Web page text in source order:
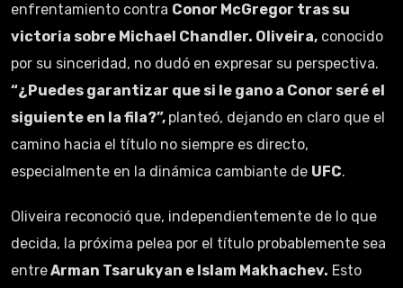
enfrentamiento contra Conor McGregor tras su
victoria sobre Michael Chandler. Oliveira, conocido
por su sinceridad, no dudó en expresar su perspectiva.
“¿Puedes garantizar que si le gano a Conor seré el
siguiente en la fila?”, planteó, dejando en claro que el
camino hacia el título no siempre es directo,
especialmente en la dinámica cambiante de UFC.
Oliveira reconoció que, independientemente de lo que
decida, la próxima pelea por el título probablemente sea
entreArman Tsarukyan e Islam Makhachev. Esto